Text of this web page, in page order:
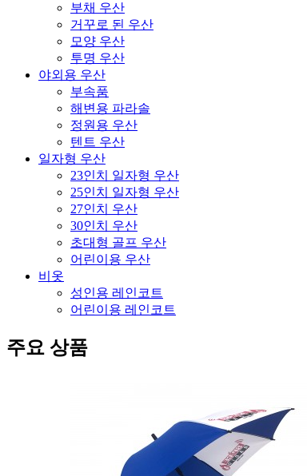
부채 우산
거꾸로 된 우산
모양 우산
투명 우산
야외용 우산
부속품
해변용 파라솔
정원용 우산
텐트 우산
일자형 우산
23인치 일자형 우산
25인치 일자형 우산
27인치 우산
30인치 우산
초대형 골프 우산
어린이용 우산
비옷
성인용 레인코트
어린이용 레인코트
주요 상품